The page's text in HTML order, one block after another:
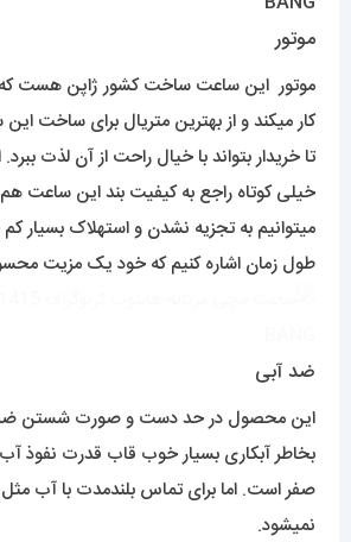
موتور
موتور این ساعت ساخت کشور ژاپن هست که
کار میکند و از بهترین متریال برای ساخت
تا خریدار بتواند با خیال راحت از آن لذت
خیلی کوتاه راجع به کیفیت بند این ساعت
میتوانیم به تجزیه نشدن و استهلاک بسیار
طول زمان اشاره کنیم که خود یک مزیت
ضد آبی
این محصول در حد دست و صورت شستن ضد
بخاطر آبکاری بسیار خوب قاب قدرت نفوذ
صفر است. اما برای تماس بلندمدت با آب
نمیشود.